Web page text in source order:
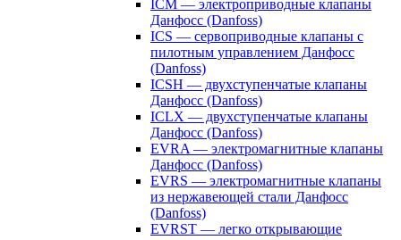
ICM — электроприводные клапаны
Данфосс (Danfoss)
ICS — сервоприводные клапаны с
пилотным управлением Данфосс
(Danfoss)
ICSH — двухступенчатые клапаны
Данфосс (Danfoss)
ICLX — двухступенчатые клапаны
Данфосс (Danfoss)
EVRA — электромагнитные клапаны
Данфосс (Danfoss)
EVRS — электромагнитные клапаны
из нержавеющей стали Данфосс
(Danfoss)
EVRST — легко открывающие